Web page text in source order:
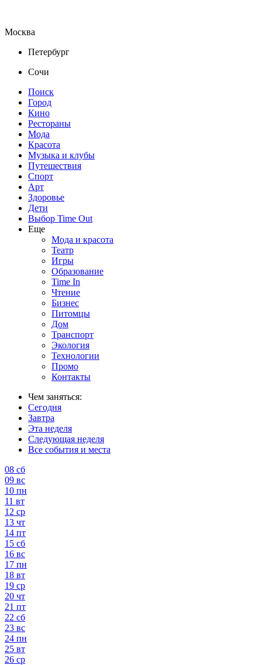
Москва
Петербург
Сочи
Поиск
Город
Кино
Рестораны
Мода
Красота
Музыка и клубы
Путешествия
Спорт
Арт
Здоровье
Дети
Выбор Time Out
Еще
Мода и красота
Театр
Игры
Образование
Time In
Чтение
Бизнес
Питомцы
Дом
Транспорт
Экология
Технологии
Промо
Контакты
Чем заняться:
Сегодня
Завтра
Эта неделя
Следующая неделя
Все события и места
08 сб
09 вс
10 пн
11 вт
12 ср
13 чт
14 пт
15 сб
16 вс
17 пн
18 вт
19 ср
20 чт
21 пт
22 сб
23 вс
24 пн
25 вт
26 ср